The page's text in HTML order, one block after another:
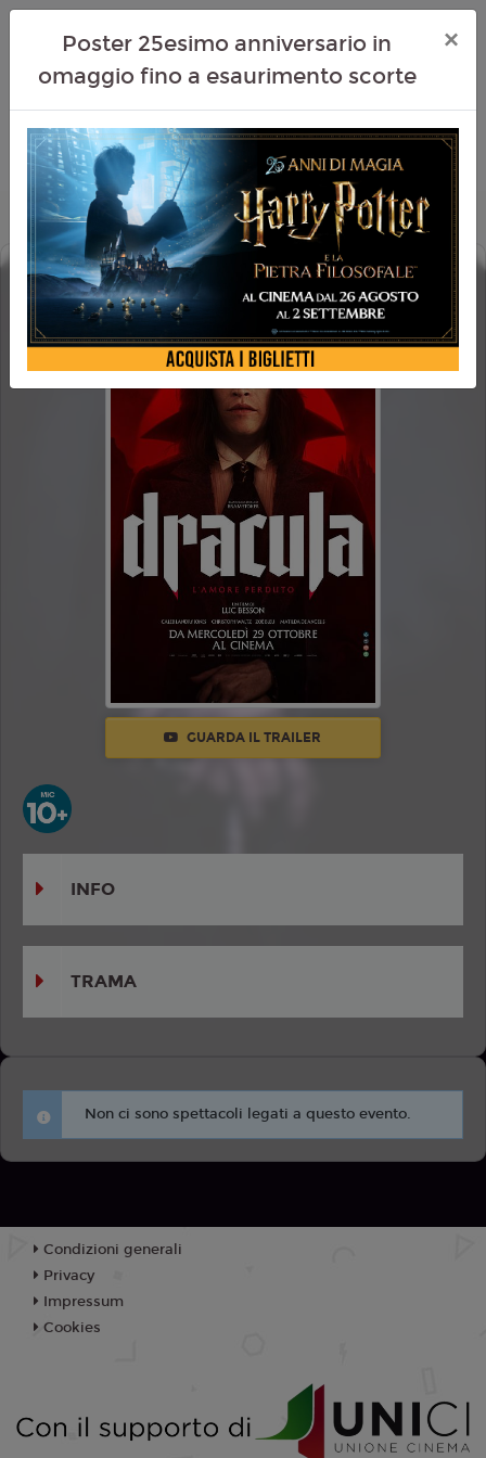
DRACULA
HAPPYCINEFAMILY
GUARDA IL TRAILER
INFO
TRAMA
Non ci sono spettacoli legati a questo evento.
Poster 25esimo anniversario in
omaggio fino a esaurimento scorte
×
Condizioni generali
Privacy
Impressum
Cookies